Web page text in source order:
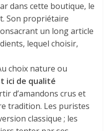
dans cette boutique, le
Son propriétaire
un long article
lequel choisir,
choix nature ou
ici de qualité
d’amandons crus et
tradition. Les puristes
classique ; les